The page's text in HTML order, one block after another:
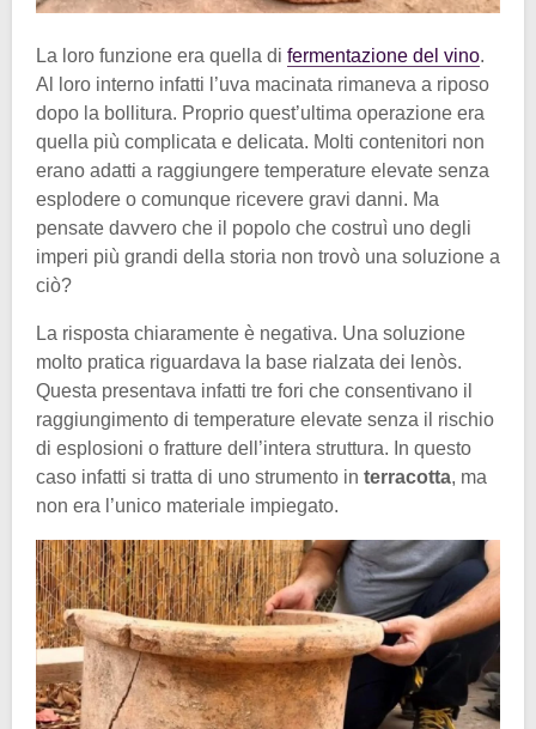
La loro funzione era quella di fermentazione del vino.
Al loro interno infatti l’uva macinata rimaneva a riposo
dopo la bollitura. Proprio quest’ultima operazione era
quella più complicata e delicata. Molti contenitori non
erano adatti a raggiungere temperature elevate senza
esplodere o comunque ricevere gravi danni. Ma
pensate davvero che il popolo che costruì uno degli
imperi più grandi della storia non trovò una soluzione a
ciò?
La risposta chiaramente è negativa. Una soluzione
molto pratica riguardava la base rialzata dei lenòs.
Questa presentava infatti tre fori che consentivano il
raggiungimento di temperature elevate senza il rischio
di esplosioni o fratture dell’intera struttura. In questo
caso infatti si tratta di uno strumento in terracotta, ma
non era l’unico materiale impiegato.